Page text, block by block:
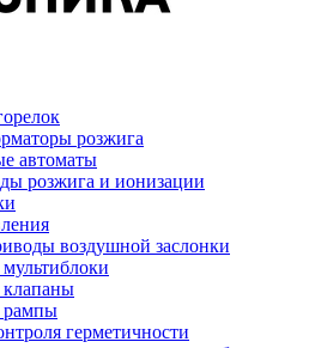
розжига
автоматы
розжига и ионизации
воздушной заслонки
клапаны
рампы
герметичности